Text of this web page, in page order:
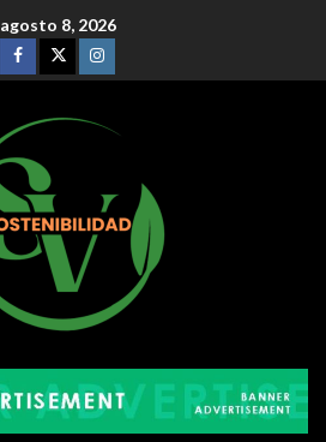
agosto 8, 2026